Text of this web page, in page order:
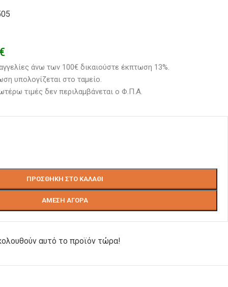
€
άνω των 100€ δικαιούστε έκπτωση 13%.
υπολογίζεται στο ταμείο.
τιμές δεν περιλαμβάνεται ο Φ.Π.Α.
ΠΡΟΣΘΉΚΗ ΣΤΟ ΚΑΛΆΘΙ
ΆΜΕΣΗ ΑΓΟΡΆ
αυτό το προϊόν τώρα!